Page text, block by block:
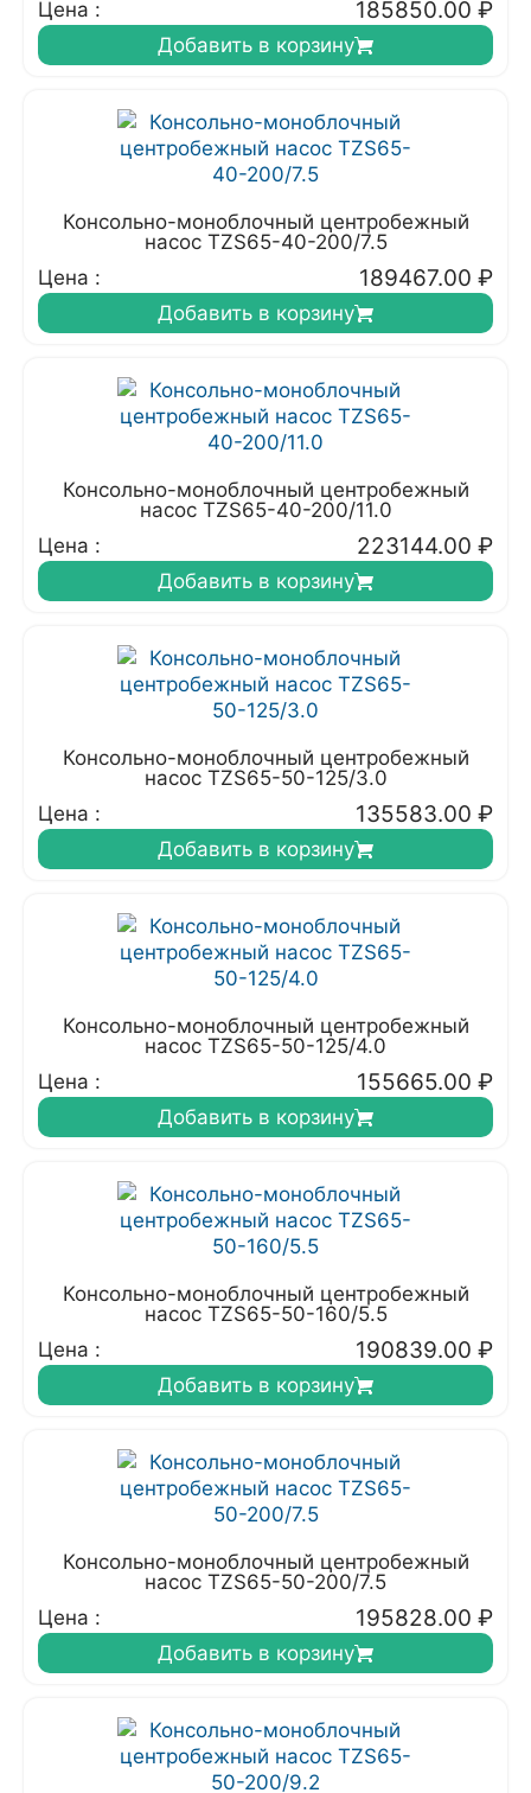
Цена : 185850.00 ₽
Добавить в корзину
Консольно-моноблочный центробежный
насос TZS65-40-200/7.5
Цена :
189467.00 ₽
Добавить в корзину
Консольно-моноблочный центробежный
насос TZS65-40-200/11.0
Цена :
223144.00 ₽
Добавить в корзину
Консольно-моноблочный центробежный
насос TZS65-50-125/3.0
Цена :
135583.00 ₽
Добавить в корзину
Консольно-моноблочный центробежный
насос TZS65-50-125/4.0
Цена :
155665.00 ₽
Добавить в корзину
Консольно-моноблочный центробежный
насос TZS65-50-160/5.5
Цена :
190839.00 ₽
Добавить в корзину
Консольно-моноблочный центробежный
насос TZS65-50-200/7.5
Цена :
195828.00 ₽
Добавить в корзину